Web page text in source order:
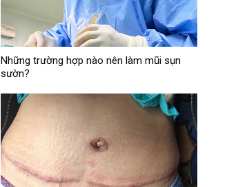
Những trường hợp nào nên làm mũi sụn
sườn?